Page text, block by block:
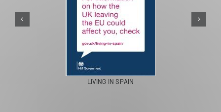
PASEOS EN CAMELLO